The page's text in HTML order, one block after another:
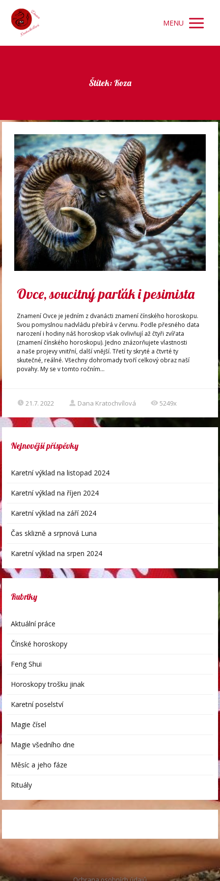
MENU
Štítek: Koza
Ovce, soucitný parťák i pesimista
Znamení Ovce je jedním z dvanácti znamení čínského horoskopu.
Svou pomyslnou nadvládu přebírá v červnu. Podle přesného data
narození i hodiny náš horoskop však ovlivňují až čtyři zvířata
(znamení čínského horoskopu). Jedno znázorňujete vlastnosti
a naše projevy vnitřní, další vnější. Třetí ty skryté a čtvrté ty
skutečné, reálné. Všechny dohromady tvoří celkový obraz naší
povahy. My se v tomto ročním...
21.7. 2022 Dana Kratochvílová 5249x
Nejnovější příspěvky
Karetní výklad na listopad 2024
Karetní výklad na říjen 2024
Karetní výklad na září 2024
Čas sklizně a srpnová Luna
Karetní výklad na srpen 2024
Rubriky
Aktuální práce
Čínské horoskopy
Feng Shui
Horoskopy trošku jinak
Karetní poselství
Magie čísel
Magie všedního dne
Měsíc a jeho fáze
Rituály